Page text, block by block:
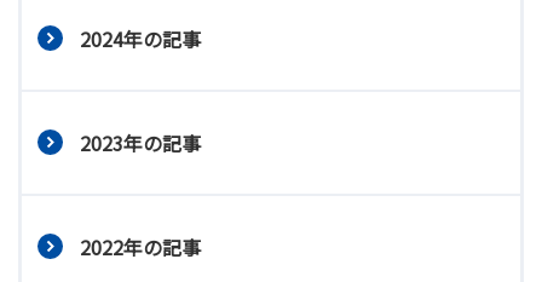
2024年の記事
2023年の記事
2022年の記事